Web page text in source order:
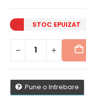
STOC EPUIZAT
Pune o Intrebare